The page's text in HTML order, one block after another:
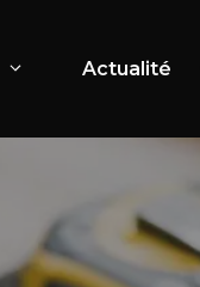
Actualité